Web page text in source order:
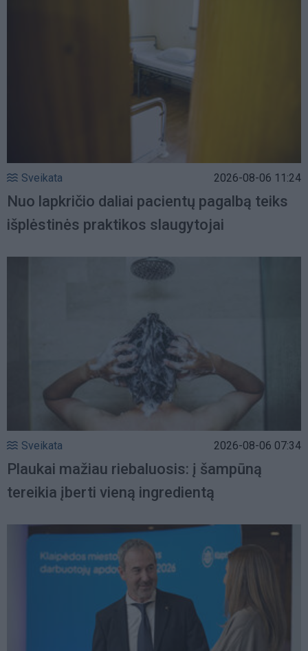
Sveikata 2026-08-06 11:24
Nuo lapkričio daliai pacientų pagalbą teiks
išplėstinės praktikos slaugytojai
Sveikata 2026-08-06 07:34
Plaukai mažiau riebaluosis: į šampūną
tereikia įberti vieną ingredientą